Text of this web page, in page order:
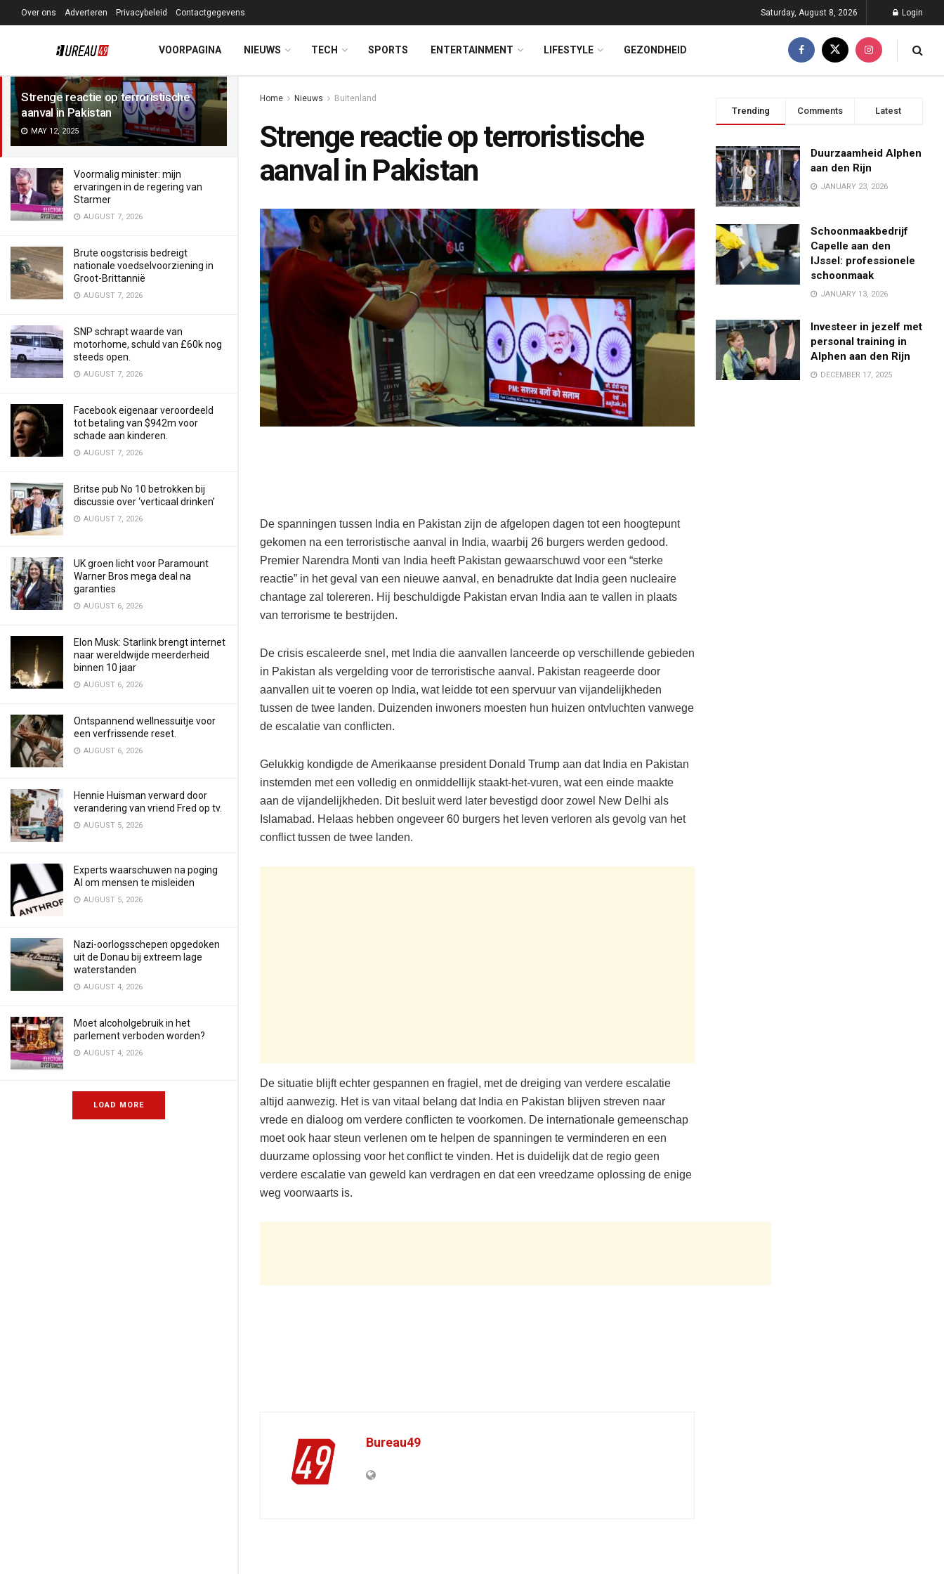
LATEST TRENDING Filter
Strenge reactie op terroristische
aanval in Pakistan
MAY 12, 2025
Voormalig minister: mijn
ervaringen in de regering van
Starmer
AUGUST 7, 2026
Brute oogstcrisis bedreigt
nationale voedselvoorziening in
Groot-Brittannië
AUGUST 7, 2026
SNP schrapt waarde van
motorhome, schuld van £60k nog
steeds open.
AUGUST 7, 2026
Facebook eigenaar veroordeeld
tot betaling van $942m voor
schade aan kinderen.
AUGUST 7, 2026
Britse pub No 10 betrokken bij
discussie over ‘verticaal drinken’
AUGUST 7, 2026
UK groen licht voor Paramount
Warner Bros mega deal na
garanties
AUGUST 6, 2026
Elon Musk: Starlink brengt internet
naar wereldwijde meerderheid
binnen 10 jaar
AUGUST 6, 2026
Ontspannend wellnessuitje voor
een verfrissende reset.
AUGUST 6, 2026
Hennie Huisman verward door
verandering van vriend Fred op tv.
AUGUST 5, 2026
Experts waarschuwen na poging
AI om mensen te misleiden
AUGUST 5, 2026
Nazi-oorlogsschepen opgedoken
uit de Donau bij extreem lage
waterstanden
AUGUST 4, 2026
Moet alcoholgebruik in het
parlement verboden worden?
AUGUST 4, 2026
LOAD MORE
Over ons Adverteren Privacybeleid Contactgegevens Saturday, August 8, 2026 Login
VOORPAGINA NIEUWS TECH SPORTS ENTERTAINMENT LIFESTYLE GEZONDHEID
Home Nieuws Buitenland
Strenge reactie op terroristische
aanval in Pakistan
De spanningen tussen India en Pakistan zijn de afgelopen dagen tot een hoogtepunt
gekomen na een terroristische aanval in India, waarbij 26 burgers werden gedood.
Premier Narendra Monti van India heeft Pakistan gewaarschuwd voor een “sterke
reactie” in het geval van een nieuwe aanval, en benadrukte dat India geen nucleaire
chantage zal tolereren. Hij beschuldigde Pakistan ervan India aan te vallen in plaats
van terrorisme te bestrijden.
De crisis escaleerde snel, met India die aanvallen lanceerde op verschillende gebieden
in Pakistan als vergelding voor de terroristische aanval. Pakistan reageerde door
aanvallen uit te voeren op India, wat leidde tot een spervuur ​​van vijandelijkheden
tussen de twee landen. Duizenden inwoners moesten hun huizen ontvluchten vanwege
de escalatie van conflicten.
Gelukkig kondigde de Amerikaanse president Donald Trump aan dat India en Pakistan
instemden met een volledig en onmiddellijk staakt-het-vuren, wat een einde maakte
aan de vijandelijkheden. Dit besluit werd later bevestigd door zowel New Delhi als
Islamabad. Helaas hebben ongeveer 60 burgers het leven verloren als gevolg van het
conflict tussen de twee landen.
De situatie blijft echter gespannen en fragiel, met de dreiging van verdere escalatie
altijd aanwezig. Het is van vitaal belang dat India en Pakistan blijven streven naar
vrede en dialoog om verdere conflicten te voorkomen. De internationale gemeenschap
moet ook haar steun verlenen om te helpen de spanningen te verminderen en een
duurzame oplossing voor het conflict te vinden. Het is duidelijk dat de regio geen
verdere escalatie van geweld kan verdragen en dat een vreedzame oplossing de enige
weg voorwaarts is.
Bureau49
Trending Comments Latest
Duurzaamheid Alphen
aan den Rijn
JANUARY 23, 2026
Schoonmaakbedrijf
Capelle aan den
IJssel: professionele
schoonmaak
JANUARY 13, 2026
Investeer in jezelf met
personal training in
Alphen aan den Rijn
DECEMBER 17, 2025